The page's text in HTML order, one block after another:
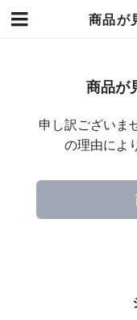
商品が
商品が
申し訳ございま
の理由によ